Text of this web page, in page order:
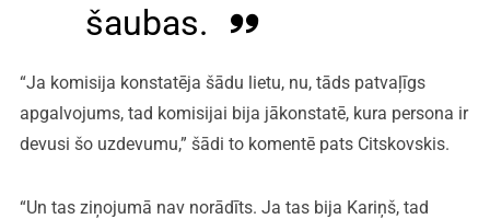
šaubas.
“Ja komisija konstatēja šādu lietu, nu, tāds patvaļīgs
apgalvojums, tad komisijai bija jākonstatē, kura persona ir
devusi šo uzdevumu,” šādi to komentē pats Citskovskis.
“Un tas ziņojumā nav norādīts. Ja tas bija Kariņš, tad